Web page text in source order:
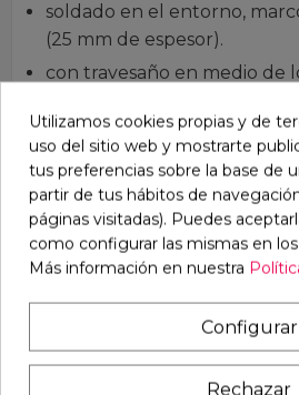
soldado en el entorno,
(25 mm de espesor).
con travesaño en medio de
Puerta:
Puerta a la derecha del
apertura hacia dentro.
Ancho de paso aprox.60 cm.
Techo:
Utilizamos cookies propias y de
uso del sitio web y mostrarte
tus preferencias sobre la base de
partir de tus hábitos de
páginas visitadas). Puedes
como configurar las mismas en
Más información en nuestra
Configurar
Rechazar